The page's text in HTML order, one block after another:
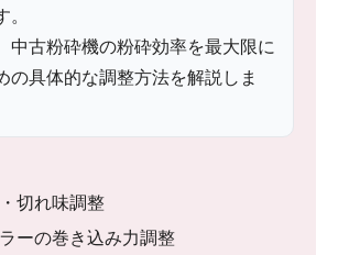
中古粉砕機の粉砕効率を最大限に
の具体的な調整方法を解説しま
切れ味調整
ーの巻き込み力調整